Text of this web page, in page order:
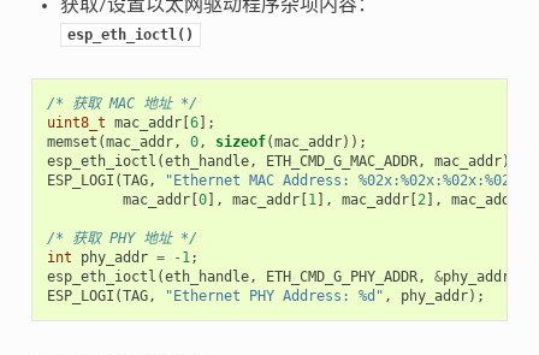
获取/设置以太网驱动程序杂项内容：
esp_eth_ioctl()
/* 获取 MAC 地址 */
uint8_t mac_addr[ 6];
memset (mac_addr, 0, sizeof(mac_addr));
esp_eth_ioctl (eth_handle, ETH_CMD_G_MAC_ADDR, mac_addr);
ESP_LOGI (TAG,
"Ethernet MAC Address:
mac_addr[ 0], mac_addr[ 1], mac_addr[ 2], mac_addr
/* 获取 PHY 地址 */
int
phy_addr = -1;
esp_eth_ioctl (eth_handle, ETH_CMD_G_PHY_ADDR, &phy_addr
ESP_LOGI (TAG, "Ethernet PHY Address: %d" , phy_addr);